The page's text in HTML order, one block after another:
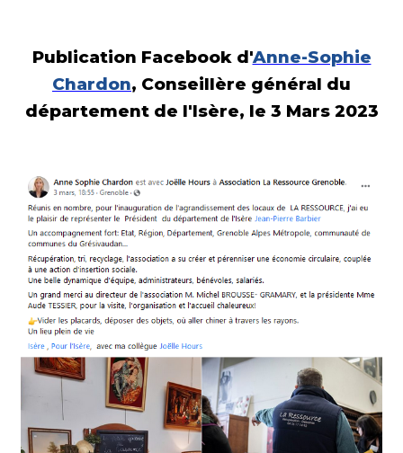
Publication Facebook d'Anne-Sophie
Chardon, Conseillère général du
département de l'Isère, le 3 Mars 2023